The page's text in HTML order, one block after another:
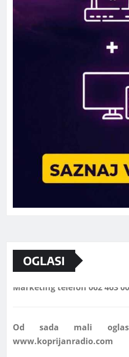
OGLASI
Marketing telefon 062 463 002